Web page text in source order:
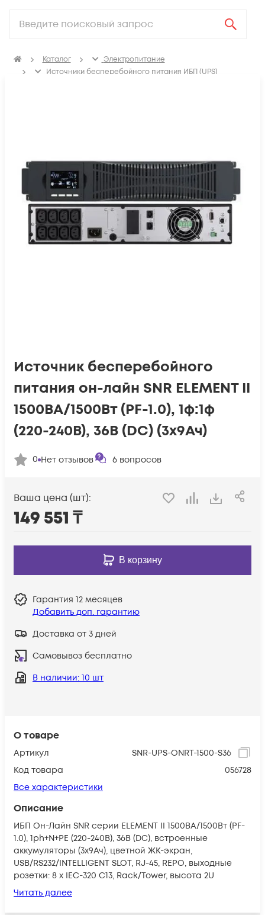
Каталог
Электропитание
Источники бесперебойного питания ИБП (UPS)
О товаре
Артикул
SNR-UPS-ONRT-1500-S36
Код товара
056728
Все характеристики
Описание
ИБП Он-Лайн SNR серии ELEMENT II 1500ВА/1500Вт (PF-
1.0), 1ph+N+PE (220-240В), 36В (DC), встроенные
аккумуляторы (3x9Ач), цветной ЖК-экран,
USB/RS232/INTELLIGENT SLOT, RJ-45, REPO, выходные
розетки: 8 x IEC-320 C13, Rack/Tower, высота 2U
Читать далее
Источник бесперебойного
питания он-лайн SNR ELEMENT II
1500ВА/1500Вт (PF-1.0), 1ф:1ф
(220-240В), 36В (DC) (3x9Ач)
0 Нет отзывов 6 вопросов
Ваша цена (шт):
149 551 ₸
В корзину
Гарантия 12 месяцев
Добавить доп. гарантию
Доставка от 3 дней
Самовывоз бесплатно
В наличии: 10 шт